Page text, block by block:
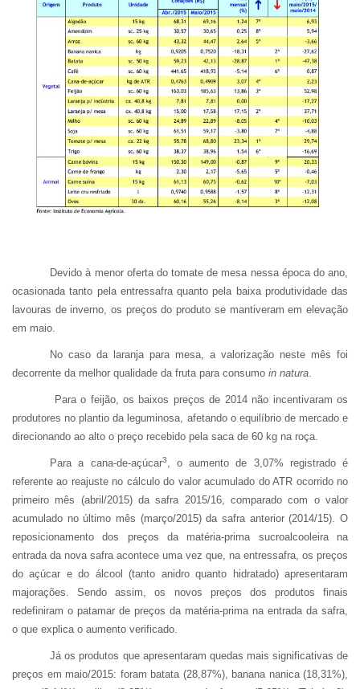
Devido à menor oferta do tomate de mesa nessa época do ano,
ocasionada tanto pela entressafra quanto pela baixa produtividade das
lavouras de inverno, os preços do produto se mantiveram em elevação
em maio.
No caso da laranja para mesa, a valorização neste mês foi
decorrente da melhor qualidade da fruta para consumo in natura
Para o feijão, os baixos preços de 2014 não incentivaram os
produtores no plantio da leguminosa, afetando o equilíbrio de mercado e
direcionando ao alto o preço recebido pela saca de 60 kg na roça.
Para a cana-de-açúcar3
, o aumento de 3,07% registrado é
referente ao reajuste no cálculo do valor acumulado do ATR ocorrido no
primeiro mês (abril/2015) da safra 2015/16, comparado com o valor
acumulado no último mês (março/2015) da safra anterior (2014/15). O
reposicionamento dos preços da matéria-prima sucroalcooleira na
entrada da nova safra acontece uma vez que, na entressafra, os preços
do açúcar e do álcool (tanto anidro quanto hidratado) apresentaram
majorações. Sendo assim, os novos preços dos produtos finais
redefiniram o patamar de preços da matéria-prima na entrada da safra,
o que explica o aumento verificado
Já os produtos que apresentaram quedas mais significativas de
preços em maio/2015: foram batata (28,87%), banana nanica (18,31%),